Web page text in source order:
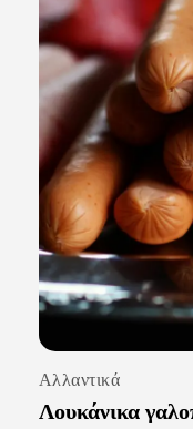
Λουκάνικα
Αλλαντικά